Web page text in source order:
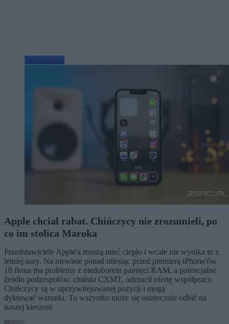
Technologia
Apple chciał rabat. Chińczycy nie zrozumieli, po
co im stolica Maroka
Przedstawiciele Apple'a muszą mieć ciepło i wcale nie wynika to z
letniej aury. Na niewiele ponad miesiąc przed premierą iPhone'ów
18 firma ma problemy z niedoborem pamięci RAM, a potencjalne
źródło podzespołów, chiński CXMT, odrzucił ofertę współpracy.
Chińczycy są w uprzywilejowanej pozycji i mogą
dyktować warunki. To wszystko może się ostatecznie odbić na
naszej kieszeni.